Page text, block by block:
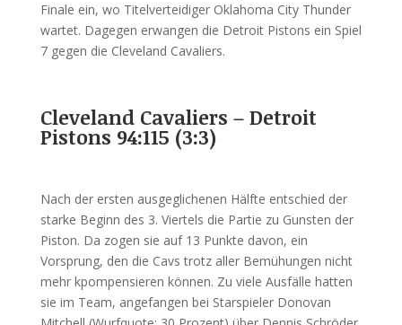
Finale ein, wo Titelverteidiger Oklahoma City Thunder
wartet. Dagegen erwangen die Detroit Pistons ein Spiel
7 gegen die Cleveland Cavaliers.
Cleveland Cavaliers – Detroit
Pistons 94:115 (3:3)
Nach der ersten ausgeglichenen Hälfte entschied der
starke Beginn des 3. Viertels die Partie zu Gunsten der
Piston. Da zogen sie auf 13 Punkte davon, ein
Vorsprung, den die Cavs trotz aller Bemühungen nicht
mehr kpompensieren können. Zu viele Ausfälle hatten
sie im Team, angefangen bei Starspieler Donovan